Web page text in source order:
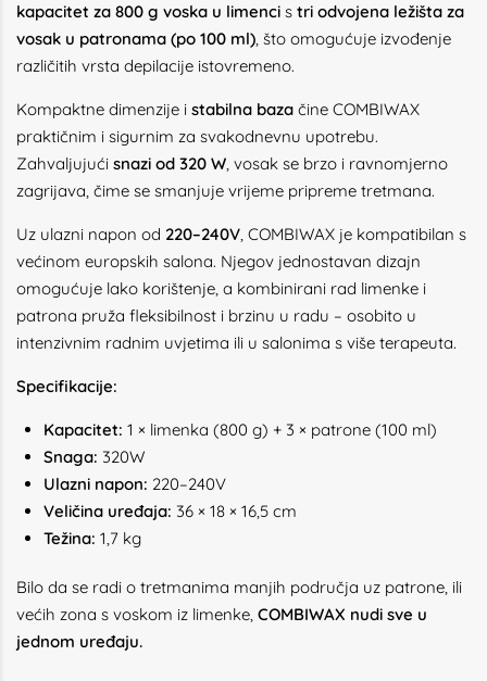
kapacitet za 800 g voska u limenci s tri odvojena ležišta za
vosak u patronama (po 100 ml), što omogućuje izvođenje
različitih vrsta depilacije istovremeno.
Kompaktne dimenzije i stabilna baza čine COMBIWAX
praktičnim i sigurnim za svakodnevnu upotrebu.
Zahvaljujući snazi od 320 W, vosak se brzo i ravnomjerno
zagrijava, čime se smanjuje vrijeme pripreme tretmana.
Uz ulazni napon od 220–240V, COMBIWAX je kompatibilan s
većinom europskih salona. Njegov jednostavan dizajn
omogućuje lako korištenje, a kombinirani rad limenke i
patrona pruža fleksibilnost i brzinu u radu – osobito u
intenzivnim radnim uvjetima ili u salonima s više terapeuta.
Specifikacije:
Kapacitet: 1 × limenka (800 g) + 3 × patrone (100 ml)
Snaga: 320W
Ulazni napon: 220–240V
Veličina uređaja: 36 × 18 × 16,5 cm
Težina: 1,7 kg
Bilo da se radi o tretmanima manjih područja uz patrone, ili
većih zona s voskom iz limenke, COMBIWAX nudi sve u
jednom uređaju.